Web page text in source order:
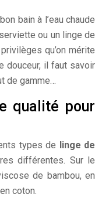
bain à l’eau chaude
ou un linge de
qu’on mérite
douceur, il faut savoir
de gamme…
qualité pour
types de linge de
différentes. Sur le
de bambou, en
coton.